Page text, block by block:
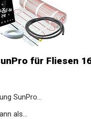
für Fliesen
SunPro...
als...